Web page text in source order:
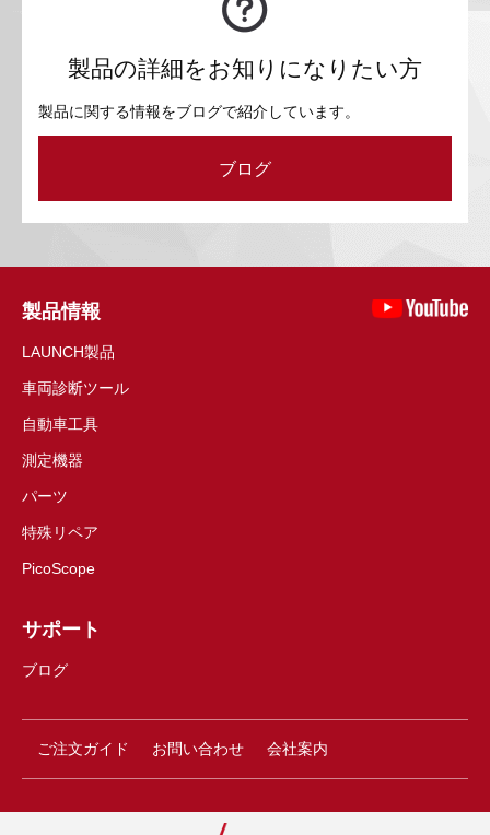
製品の詳細をお知りになりたい方
製品に関する情報をブログで紹介しています。
ブログ
製品情報
LAUNCH製品
車両診断ツール
自動車工具
測定機器
パーツ
特殊リペア
PicoScope
サポート
ブログ
ご注文ガイド お問い合わせ 会社案内